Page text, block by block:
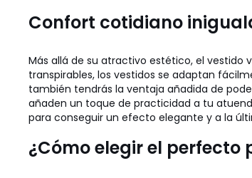
Confort cotidiano
Más allá de su atractivo estético, el vestido
transpirables, los vestidos se adaptan
también tendrás la ventaja añadida de
añaden un toque de practicidad a tu
para conseguir un efecto elegante y a la
¿Cómo elegir el perfecto